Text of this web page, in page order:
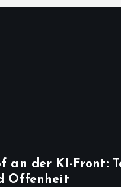
an der KI-Front:
Offenheit